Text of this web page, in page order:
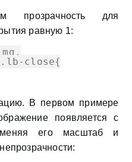
прозрачность для
равную 1:
close{
В первом примере
появляется с
его масштаб и